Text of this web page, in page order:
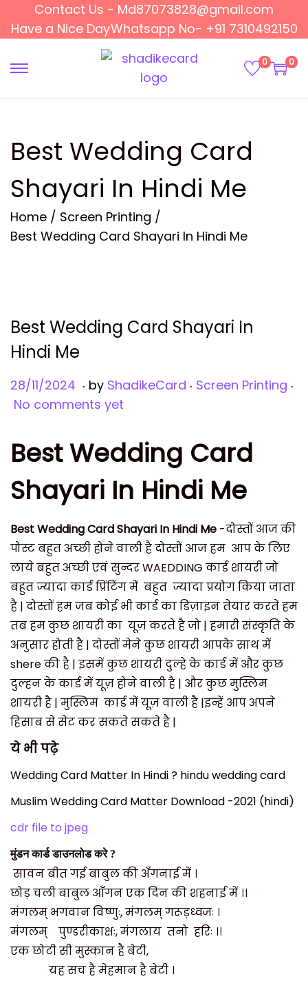
Contact Us - Md87073828@gmail.com
Have a Nice DayWhatsapp No- +91 7310492150
S
t
n
a
v
i
S
t
c
o
n
0 0
Best Wedding Card
Shayari In Hindi Me
Home / Screen Printing /
Best Wedding Card Shayari In Hindi Me
Best Wedding Card Shayari In
Hindi Me
Posted on
28/11/2024 2
8
1
1
/
2
2
4
. by ShadikeCard . Posted in
Screen Printing .
No comments yet
Best Wedding Card
Shayari In Hindi Me
Best Wedding Card Shayari In Hindi Me -दोस्तों आज की
पोस्ट बहुत अच्छी होने वाली है दोस्तों आजहम आप के लिए
लाये बहुत अच्छी एवं सुन्दर WAEDDING कार्ड शायरी जो
बहुत ज्यादा कार्ड प्रिंटिंग में बहुत ज्यादा प्रयोग किया जाता
है | दोस्तों हम जब कोई भी कार्ड का डिज़ाइन तेयार करते हम
तब हम कुछ शायरी का यूज़ करते है जो | हमारी संस्कृति के
अनुसार होती है | दोस्तों मेने कुछ शायरी आपके साथ में
shere की है | इसमेंकुछ शायरी दुल्हे के कार्ड में और कुछ
दुल्हन के कार्ड में यूज़ होने वाली है | और कुछ मुस्लिम
शायरी है | मुस्लिम कार्ड में यूज़ वाली है |इन्हें आप अपने
हिसाब से सेट कर सकते सकते है |
ये भी पढ़े
Wedding Card Matter In Hindi ? hindu wedding card
Muslim Wedding Card Matter Download -2021 (hindi)
cdr file to jpeg
मुंडन कार्ड डाउनलोड करे ?
सावन बीत गई बाबुल की अँगनाई में ।
छोड़ चली बाबुल आँगन एक दिन की शहनाई में ।।
मंगलम् भगवान विष्णुः,मंगलम् गरूड़ध्वजः ।
मंगलम्
पुण्डरीकाक्षः,मंगलाय तनो हरिः ।।
एक छोटी सी मुस्कान है बेटी,
यह सच है मेहमान है बेटी ।